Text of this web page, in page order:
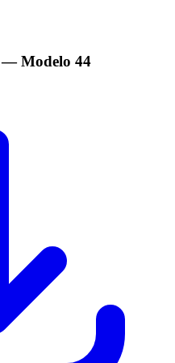
— Modelo 44